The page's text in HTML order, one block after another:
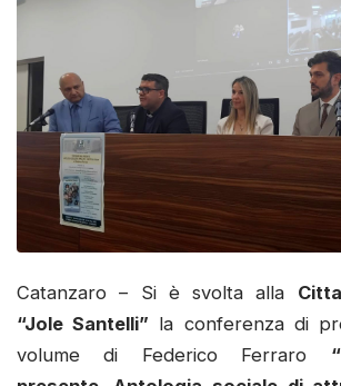
Catanzaro – Si è svolta alla
“Jole Santelli” la conferenza di
volume di Federico Ferraro